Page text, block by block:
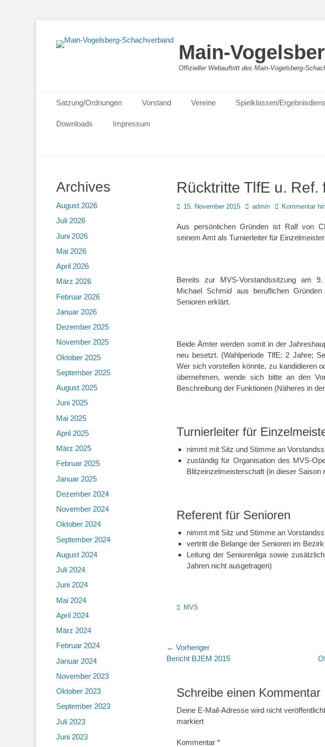
Main-
Offizieller Webauftritt des Main-Vogelsberg-
Primäres Menü
Inhalt
springen
Satzung/Ordnungen Vorstand Vereine Spielklassen/
Downloads
Impressum
Rücktritte TlfE u. Ref.
Posted
15. November 2015 Autoradmin Kommentar
Aus persönlichen Gründen ist Ralf von
seinem Amt als Turnierleiter für
Bereits zur MVS-Vorstandssitzung am
Michael Schmid aus beruflichen
Senioren erklärt.
Beide Ämter werden somit in der
neu besetzt. (Wahlperiode TlfE: 2 Jahre;
Wer sich vorstellen könnte, zu kandidieren
übernehmen, wende sich bitte an den
Beschreibung der Funktionen (Näheres in
Turnierleiter für
nimmt mit Sitz und Stimme an
zuständig für Organisation des MVS-
Blitzeinzelmeisterschaft (in dieser Saison
Referent für Senioren
nimmt mit Sitz und Stimme an
vertritt die Belange der Senioren im Bezirk
Leitung der Seniorenliga sowie
Jahren nicht ausgetragen)
Kategorien
MVS
Beitragsnavigation
← Vorheriger
Vorheriger
Bericht BJEM 2015
Schreibe einen Kommentar
Deine E-Mail-Adresse wird nicht
markiert
Kommentar *
Archives
August 2026
Juli 2026
Juni 2026
Mai 2026
April 2026
März 2026
Februar 2026
Januar 2026
Dezember 2025
November 2025
Oktober 2025
September 2025
August 2025
Juni 2025
Mai 2025
April 2025
März 2025
Februar 2025
Januar 2025
Dezember 2024
November 2024
Oktober 2024
September 2024
August 2024
Juli 2024
Juni 2024
Mai 2024
April 2024
März 2024
Februar 2024
Januar 2024
November 2023
Oktober 2023
September 2023
Juli 2023
Juni 2023